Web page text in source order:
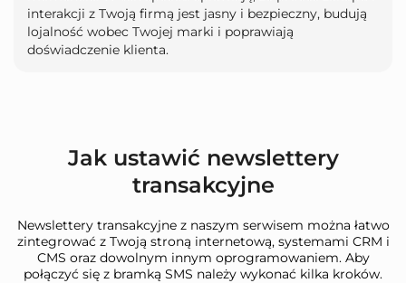
interakcji z Twoją firmą jest jasny i bezpieczny, budują
lojalność wobec Twojej marki i poprawiają
doświadczenie klienta.
Jak ustawić newslettery
transakcyjne
Newslettery transakcyjne z naszym serwisem można łatwo
zintegrować z Twoją stroną internetową, systemami CRM i
CMS oraz dowolnym innym oprogramowaniem. Aby
połączyć się z bramką SMS należy wykonać kilka kroków.